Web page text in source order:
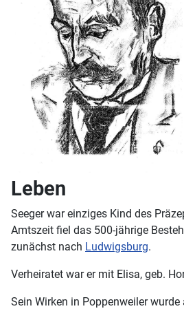
Leben
Seeger war einziges Kind des
Amtszeit fiel das 500-jährige
zunächst nach Ludwigsburg.
Verheiratet war er mit Elisa, geb.
Sein Wirken in Poppenweiler